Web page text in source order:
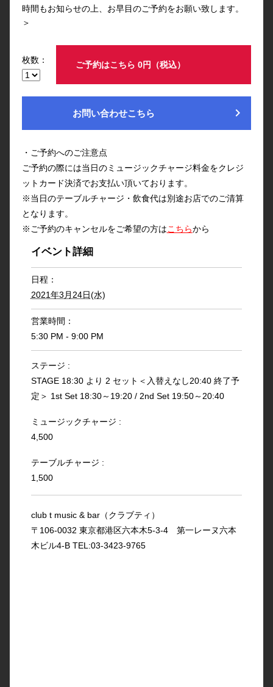
時間もお知らせの上、お早目のご予約をお願い致します。
＞
枚数： ご予約はこちら 0円（税込）
お問い合わせこちら chevron_right
・ご予約へのご注意点
ご予約の際には当日のミュージックチャージ料金をクレジ
ットカード決済でお支払い頂いております。
※当日のテーブルチャージ・飲食代は別途お店でのご清算
となります。
※ご予約のキャンセルをご希望の方はこちらから
イベント詳細
日程：
2021年3月24日(水)
営業時間：
5:30 PM - 9:00 PM
ステージ :
STAGE 18:30 より 2 セット＜入替えなし20:40 終了予
定＞ 1st Set 18:30～19:20 / 2nd Set 19:50～20:40
ミュージックチャージ :
4,500
テーブルチャージ :
1,500
club t music & bar（クラブティ）
〒106-0032 東京都港区六本木5-3-4 第一レーヌ六本
木ビル4-B TEL:03-3423-9765